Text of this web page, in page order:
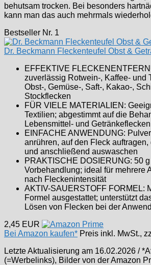
behutsam trocken. Bei besonders
kann man das auch mehrmals
Bestseller Nr. 1
Dr. Beckmann Fleckenteufel Obst &
EFFEKTIVE
zuverlässig Rotwein-, Kaffee- und
Obst-, Gemüse-, Saft-, Kakao-,
Stockflecken
FÜR VIELE MATERIALIEN:
Textilien; abgestimmt auf die
Lebensmittel- und Getränkeflecken
EINFACHE ANWENDUNG:
anrühren, auf den Fleck
und anschließend auswaschen
PRAKTISCHE DOSIERUNG: 50
Vorbehandlung; ideal für mehrere
nach Fleckenintensität
AKTIV-SAUERSTOFF FORMEL:
Formel ausgestattet; unterstützt
Lösen von Flecken bei der
2,45 EUR
Bei Amazon kaufen* Preis inkl. MwSt.,
Letzte Aktualisierung am 16.02.2026 /
(=Werbelinks), Bilder von der Amazon